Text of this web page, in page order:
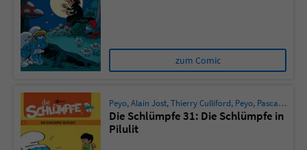
zum Comic
Peyo,Alain Jost,Thierry Culliford, Peyo, Pascal Garray
Die Schlümpfe 31: Die Schlümpfe in
Pilulit